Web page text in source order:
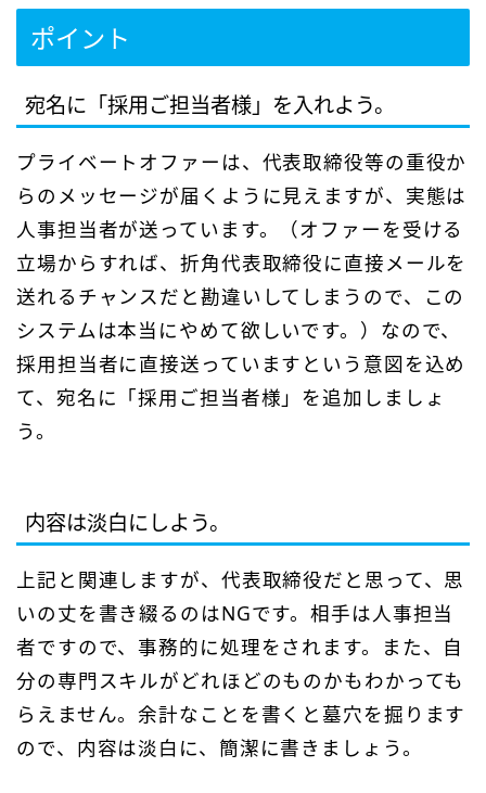
ポイント
宛名に「採用ご担当者様」を入れよう。
プライベートオファーは、代表取締役等の重役か
らのメッセージが届くように見えますが、実態は
人事担当者が送っています。（オファーを受ける
立場からすれば、折角代表取締役に直接メールを
送れるチャンスだと勘違いしてしまうので、この
システムは本当にやめて欲しいです。）なので、
採用担当者に直接送っていますという意図を込め
て、宛名に「採用ご担当者様」を追加しましょ
う。
内容は淡白にしよう。
上記と関連しますが、代表取締役だと思って、思
いの丈を書き綴るのはNGです。相手は人事担当
者ですので、事務的に処理をされます。また、自
分の専門スキルがどれほどのものかもわかっても
らえません。余計なことを書くと墓穴を掘ります
ので、内容は淡白に、簡潔に書きましょう。